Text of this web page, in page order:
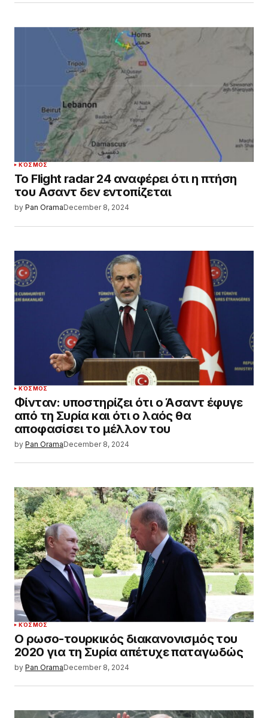
ΚΌΣΜΟΣ
Το Flight radar 24 αναφέρει ότι η πτήση
του Ασαντ δεν εντοπίζεται
by Pan OramaDecember 8, 2024
ΚΌΣΜΟΣ
Φίνταν: υποστηρίζει ότι ο Άσαντ έφυγε
από τη Συρία και ότι ο λαός θα
αποφασίσει το μέλλον του
by Pan OramaDecember 8, 2024
ΚΌΣΜΟΣ
Ο ρωσο-τουρκικός διακανονισμός του
2020 για τη Συρία απέτυχε παταγωδώς
by Pan OramaDecember 8, 2024